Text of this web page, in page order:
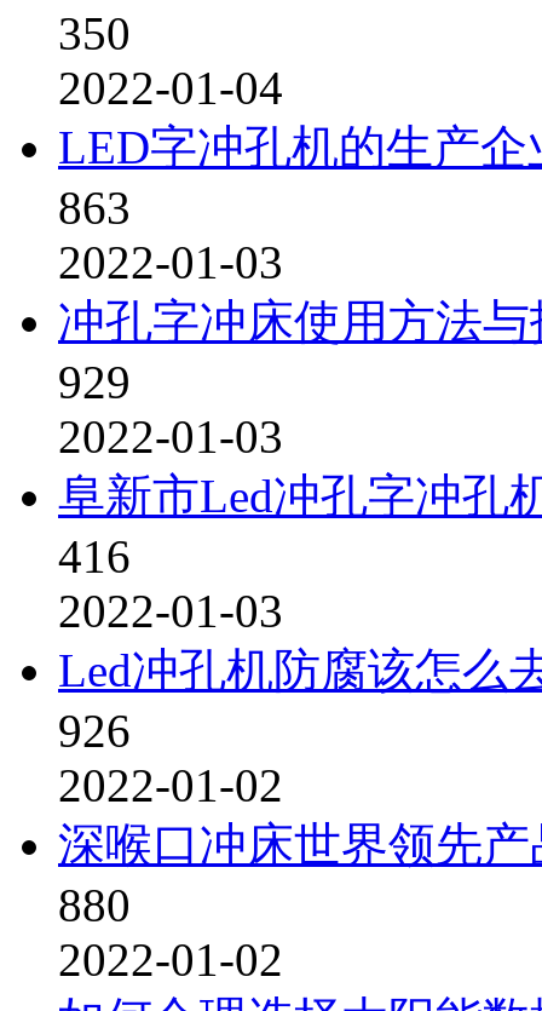
350
2022-01-04
LED字冲孔机的生产企
863
2022-01-03
冲孔字冲床使用方法与
929
2022-01-03
阜新市Led冲孔字冲孔
416
2022-01-03
Led冲孔机防腐该怎么
926
2022-01-02
深喉口冲床世界领先产
880
2022-01-02